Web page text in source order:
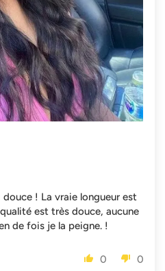
! La vraie longueur est
est très douce, aucune
de fois je la peigne. !
0 0